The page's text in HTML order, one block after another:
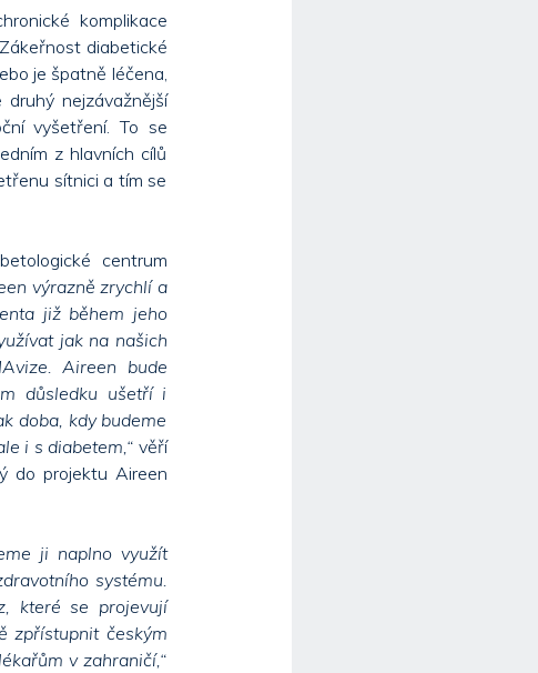
komplikace
diabetické
je špatně léčena,
nejzávažnější
vyšetření. To se
z hlavních cílů
sítnici a tím se
centrum
výrazně zrychlí a
již během jeho
jak na našich
Aireen bude
důsledku ušetří i
doba, kdy budeme
i s diabetem,“ věří
do projektu Aireen
ji naplno využít
systému.
které se projevují
zpřístupnit českým
v zahraničí,“